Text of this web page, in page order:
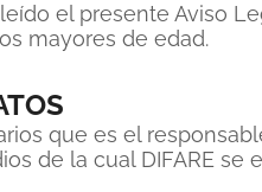
el presente Aviso
mayores de edad.
que es el
de la cual DIFARE se